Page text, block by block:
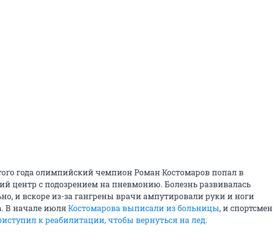
года олимпийский чемпион Роман Костомаров попал в
центр с подозрением на пневмонию. Болезнь развивалась
и вскоре из-за гангрены врачи ампутировали руки и ноги
В начале июляКостомарова выписали из больницы, и спортсмен
к реабилитации, чтобы вернуться на лед.